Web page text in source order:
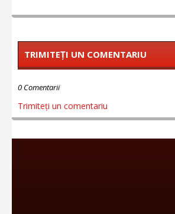
TRIMITEȚI UN COMENTARIU
0 Comentarii
Trimiteți un comentariu